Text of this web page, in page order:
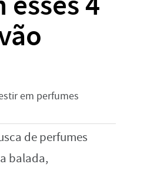
em perfumes
de perfumes
balada,